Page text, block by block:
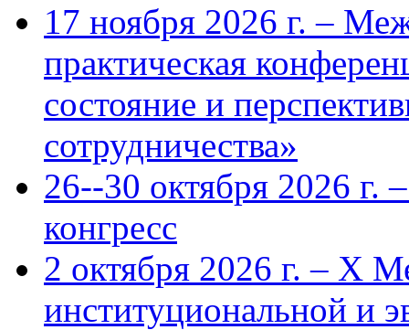
17 ноября 2026 г. –
практическая
состояние и
сотрудничества»
26--30 октября 2026 г.
конгресс
2 октября 2026 г. – X
институциональной и